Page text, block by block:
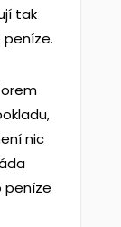
tak
nic
peníze